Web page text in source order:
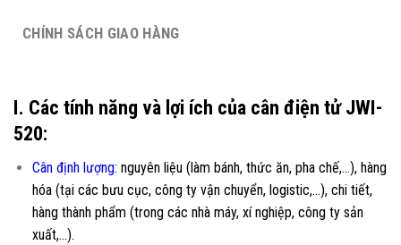
CHÍNH SÁCH GIAO HÀNG
I. Các tính năng và lợi ích của cân điện tử JWI-
520:
Cân định lượng: nguyên liệu (làm bánh, thức ăn, pha chế,…), hàng
hóa (tại các bưu cục, công ty vận chuyển, logistic,…), chi tiết,
hàng thành phẩm (trong các nhà máy, xí nghiệp, công ty sản
xuất,…).